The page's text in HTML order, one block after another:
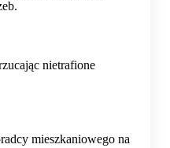
nietrafione
mieszkaniowego na